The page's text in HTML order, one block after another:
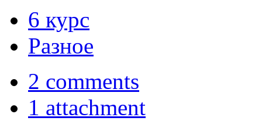
6 курс
Разное
2 comments
1 attachment